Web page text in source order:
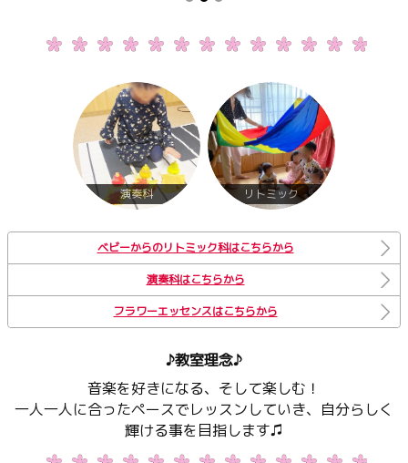
演奏科 リトミック
ベビーからのリトミック科はこちらから
演奏科はこちらから
フラワーエッセンスはこちらから
♪教室理念♪
音楽を好きになる、そして楽しむ！
一人一人に合ったペースでレッスンしていき、自分らしく
輝ける事を目指します♫